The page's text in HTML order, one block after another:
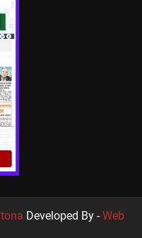
Developed By -Web